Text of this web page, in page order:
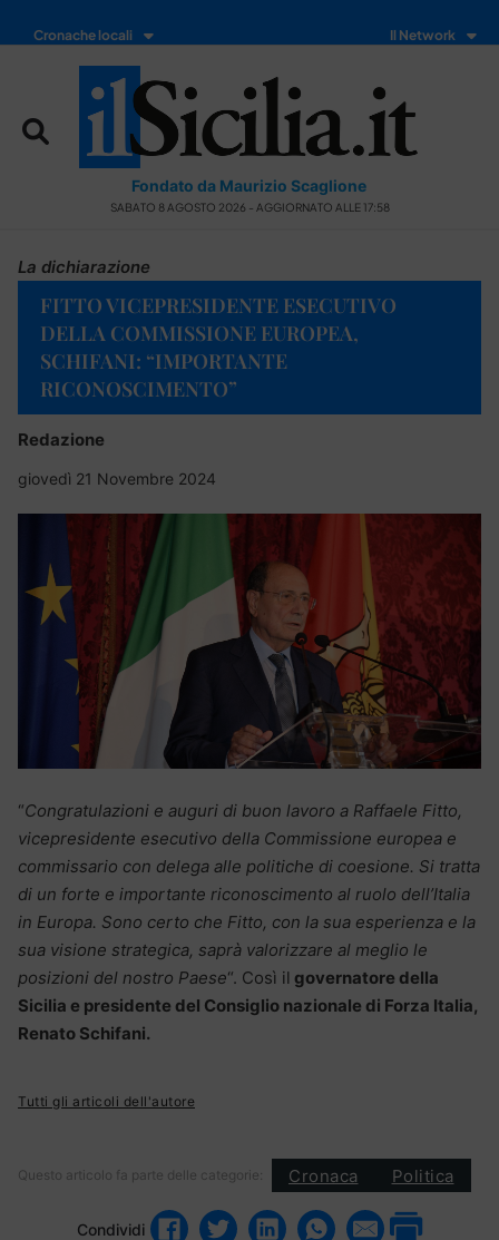
Cronache locali Il Network
Fondato da Maurizio Scaglione
SABATO 8 AGOSTO 2026 - AGGIORNATO ALLE 17:58
La dichiarazione
FITTO VICEPRESIDENTE ESECUTIVO
DELLA COMMISSIONE EUROPEA,
SCHIFANI: “IMPORTANTE
RICONOSCIMENTO”
Redazione
giovedì 21 Novembre 2024
“Congratulazioni e auguri di buon lavoro a Raffaele Fitto,
vicepresidente esecutivo della Commissione europea e
commissario con delega alle politiche di coesione. Si tratta
di un forte e importante riconoscimento al ruolo dell’Italia
in Europa. Sono certo che Fitto, con la sua esperienza e la
sua visione strategica, saprà valorizzare al meglio le
posizioni del nostro Paese“. Così il governatore della
Sicilia e presidente del Consiglio nazionale di Forza Italia,
Renato Schifani.
Tutti gli articoli dell'autore
Questo articolo fa parte delle categorie: Cronaca Politica
Condividi